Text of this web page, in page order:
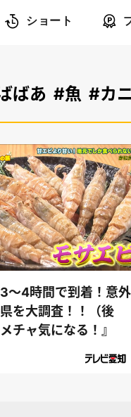
ショート
ばあ #魚 #カ
～4時間で到着！意外
を大調査！！（後
チャ気になる！』